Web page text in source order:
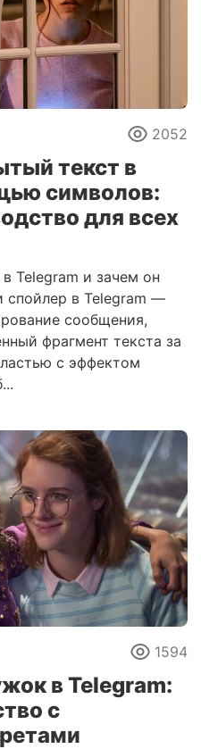
2052
текст в
символов:
для всех
Telegram и зачем он
спойлер в Telegram —
сообщения,
фрагмент текста за
с эффектом
1594
в Telegram:
с